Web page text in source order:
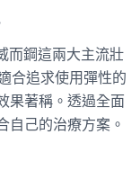
而鋼這兩大主流壯
合追求使用彈性的
果著稱。透過全面
自己的治療方案。